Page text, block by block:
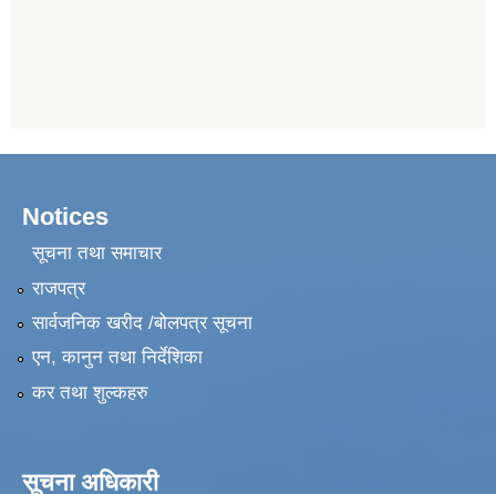
Notices
सूचना तथा समाचार
राजपत्र
सार्वजनिक खरीद /बोलपत्र सूचना
एन, कानुन तथा निर्देशिका
कर तथा शुल्कहरु
सूचना अधिकारी